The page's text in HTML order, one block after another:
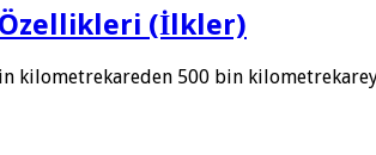
(İlkler)
kilometrekareden 500 bin